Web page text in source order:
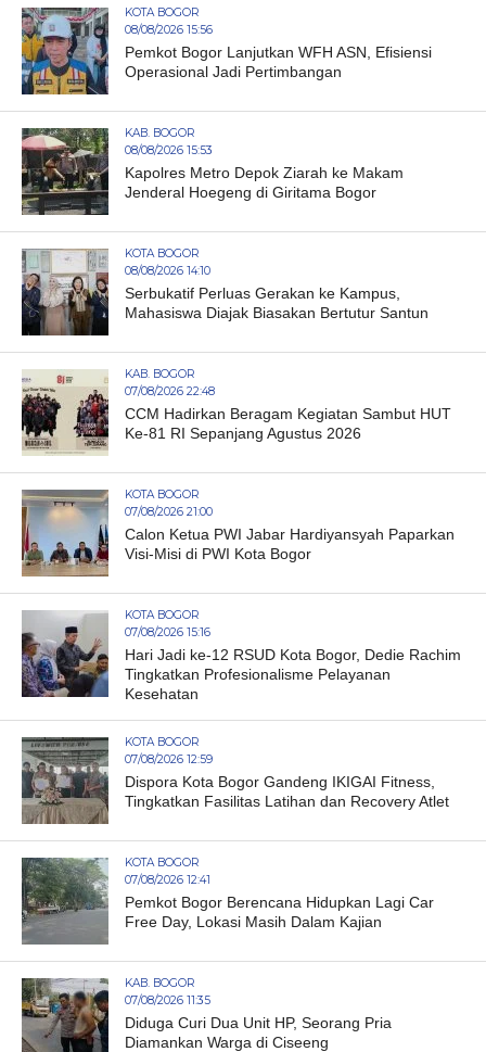
KOTA BOGOR
08/08/2026 15:56
Pemkot Bogor Lanjutkan WFH ASN, Efisiensi
Operasional Jadi Pertimbangan
KAB. BOGOR
08/08/2026 15:53
Kapolres Metro Depok Ziarah ke Makam
Jenderal Hoegeng di Giritama Bogor
KOTA BOGOR
08/08/2026 14:10
Serbukatif Perluas Gerakan ke Kampus,
Mahasiswa Diajak Biasakan Bertutur Santun
KAB. BOGOR
07/08/2026 22:48
CCM Hadirkan Beragam Kegiatan Sambut HUT
Ke-81 RI Sepanjang Agustus 2026
KOTA BOGOR
07/08/2026 21:00
Calon Ketua PWI Jabar Hardiyansyah Paparkan
Visi-Misi di PWI Kota Bogor
KOTA BOGOR
07/08/2026 15:16
Hari Jadi ke-12 RSUD Kota Bogor, Dedie Rachim
Tingkatkan Profesionalisme Pelayanan
Kesehatan
KOTA BOGOR
07/08/2026 12:59
Dispora Kota Bogor Gandeng IKIGAI Fitness,
Tingkatkan Fasilitas Latihan dan Recovery Atlet
KOTA BOGOR
07/08/2026 12:41
Pemkot Bogor Berencana Hidupkan Lagi Car
Free Day, Lokasi Masih Dalam Kajian
KAB. BOGOR
07/08/2026 11:35
Diduga Curi Dua Unit HP, Seorang Pria
Diamankan Warga di Ciseeng